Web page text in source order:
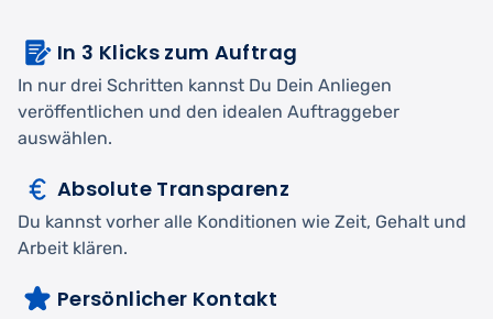
In 3 Klicks zum Auftrag
In nur drei Schritten kannst Du Dein Anliegen
veröffentlichen und den idealen Auftraggeber
auswählen.
Absolute Transparenz
Du kannst vorher alle Konditionen wie Zeit, Gehalt und
Arbeit klären.
Persönlicher Kontakt